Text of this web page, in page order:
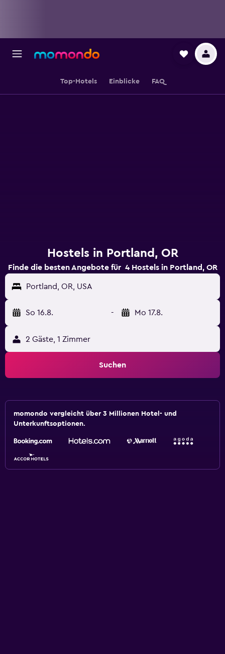
Top-Hotels Einblicke FAQ
Hostels in Portland, OR
Finde die besten Angebote für 4 Hostels in Portland, OR
Portland, OR, USA
So 16.8. - Mo 17.8.
2 Gäste, 1 Zimmer
Suchen
momondo vergleicht über 3 Millionen Hotel- und
Unterkunftsoptionen.